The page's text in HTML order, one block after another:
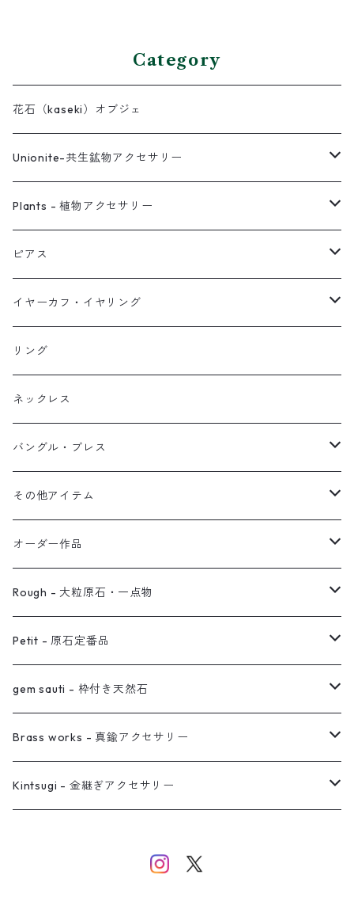
Category
花石（kaseki）オブジェ
Unionite-共生鉱物アクセサリー
ピアス
ネックレス
イヤーカフ
イヤリング
Plants - 植物アクセサリー
ピアス
ネックレス
リング
ブレス
オブジェ
イヤーカフ
ピアス
スタッド・一粒
フック・ぶら下がり
フープ
イヤーカフ・イヤリング
原石イヤーカフ
植物イヤーカフ
ぶら下がりイヤーカフ
2連イヤーカフ
イヤリング対応
ノンホールピアス
オーダー用ページ
真鍮イヤーカフ
リング
ネックレス
バングル・ブレス
ブレスレット
バングル
その他アイテム
ブローチ
ヘアアクセサリー
オーダー作品
リング
ネックレス
ピアス
イヤーカフ
バングル
Rough - 大粒原石・一点物
ピアス
リング
ネックレス
イヤーカフ
Petit - 原石定番品
ピアス
リング
ネックレス
gem sauti - 枠付き天然石
ピアス
ネックレス
Brass works - 真鍮アクセサリー
リング
Kintsugi - 金継ぎアクセサリー